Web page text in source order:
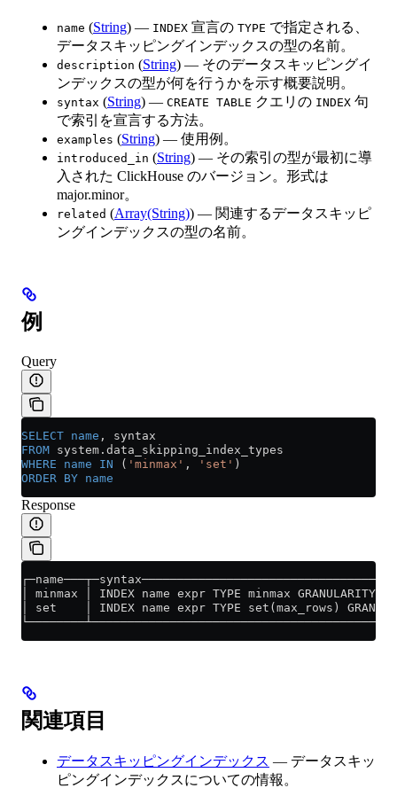
name (String) — INDEX 宣言の TYPE で指定される、
データスキッピングインデックスの型の名前。
description (String) — そのデータスキッピングイ
ンデックスの型が何を行うかを示す概要説明。
syntax (String) — CREATE TABLE クエリの INDEX 句
で索引を宣言する方法。
examples (String) — 使用例。
introduced_in (String) — その索引の型が最初に導
入された ClickHouse のバージョン。形式は
major.minor。
related (Array(String)) — 関連するデータスキッピ
ングインデックスの型の名前。
例
Query
SELECT name , syntax
FROM system . data_skipping_index_types
WHERE name IN ( 'minmax' , 'set' )
ORDER BY name
Response
│ minmax │ INDEX name expr TYPE minmax
│ set    │ INDEX name expr TYPE set(max_rows)
関連項目
データスキッピングインデックス — データスキッ
ピングインデックスについての情報。